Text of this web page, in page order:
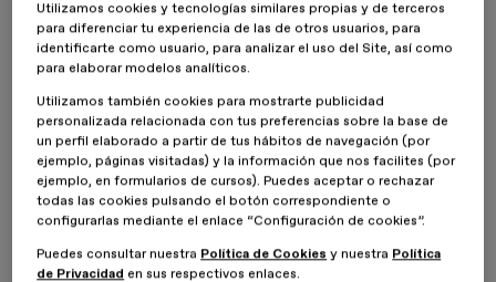
tu empresa
Utilizamos cookies y tecnologías similares propias y de terceros
para diferenciar tu experiencia de las de otros usuarios, para
identificarte como usuario, para analizar el uso del Site, así como
para elaborar modelos analíticos.
Utilizamos también cookies para mostrarte publicidad
personalizada relacionada con tus preferencias sobre la base de
un perfil elaborado a partir de tus hábitos de navegación (por
ejemplo, páginas visitadas) y la información que nos facilites (por
ejemplo, en formularios de cursos). Puedes aceptar o rechazar
todas las cookies pulsando el botón correspondiente o
configurarlas mediante el enlace “Configuración de cookies”.
Puedes consultar nuestra Política de Cookies y nuestra Política
de Privacidad en sus respectivos enlaces.